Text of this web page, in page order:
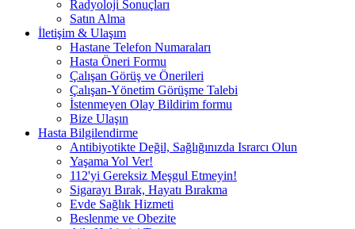
Radyoloji Sonuçları
Satın Alma
İletişim & Ulaşım
Hastane Telefon Numaraları
Hasta Öneri Formu
Çalışan Görüş ve Önerileri
Çalışan-Yönetim Görüşme Talebi
İstenmeyen Olay Bildirim formu
Bize Ulaşın
Hasta Bilgilendirme
Antibiyotikte Değil, Sağlığınızda Israrcı Olun
Yaşama Yol Ver!
112'yi Gereksiz Meşgul Etmeyin!
Sigarayı Bırak, Hayatı Bırakma
Evde Sağlık Hizmeti
Beslenme ve Obezite